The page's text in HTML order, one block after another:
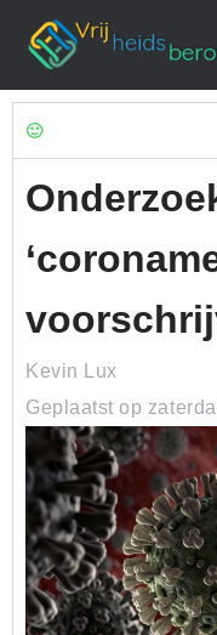
🙂
Kevin Lux
Geplaatst op